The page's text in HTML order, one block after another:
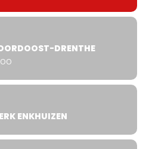
DRENTHE
ENKHUIZEN